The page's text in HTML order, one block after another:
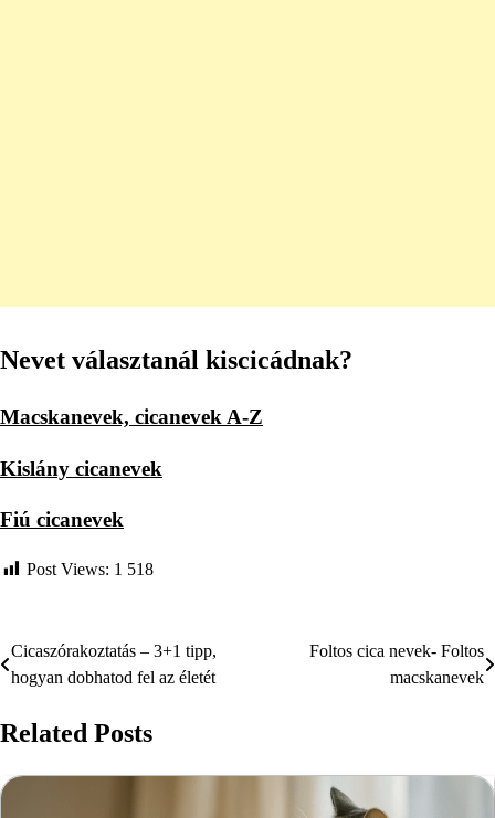
Nevet választanál kiscicádnak?
Macskanevek, cicanevek A-Z
Kislány cicanevek
Fiú cicanevek
Post Views: 1 518
Bejegyzés
navigáció
Cicaszórakoztatás – 3+1 tipp,
hogyan dobhatod fel az életét
Foltos cica nevek- Foltos
macskanevek
Related Posts